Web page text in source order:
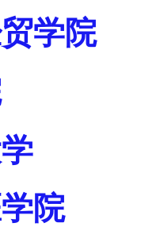
学院
院